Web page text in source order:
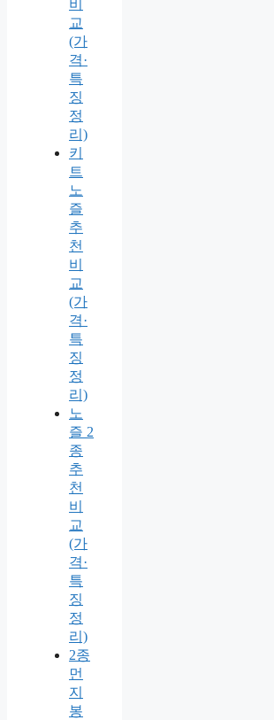
비
교
(가
격·
특
징
정
리)
키
트
노
즐
추
천
비
교
(가
격·
특
징
정
리)
노
즐 2
종
추
천
비
교
(가
격·
특
징
정
리)
2종
먼
지
봉